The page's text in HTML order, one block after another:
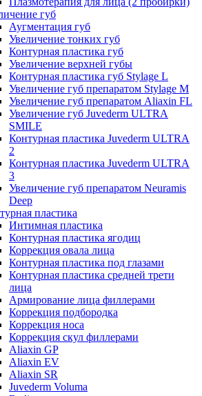
губ
Аугментация губ
Увеличение тонких губ
Контурная пластика губ
Увеличение верхней губы
Контурная пластика губ Stylage L
Увеличение губ препаратом Stylage M
Увеличение губ препаратом Aliaxin FL
Увеличение губ Juvederm ULTRA
SMILE
Контурная пластика Juvederm ULTRA
2
Контурная пластика Juvederm ULTRA
3
Увеличение губ препаратом Neuramis
Deep
пластика
Интимная пластика
Контурная пластика ягодиц
Коррекция овала лица
Контурная пластика под глазами
Контурная пластика средней трети
лица
Армирование лица филлерами
Коррекция подбородка
Коррекция носа
Коррекция скул филлерами
Aliaxin GP
Aliaxin EV
Aliaxin SR
Juvederm Voluma